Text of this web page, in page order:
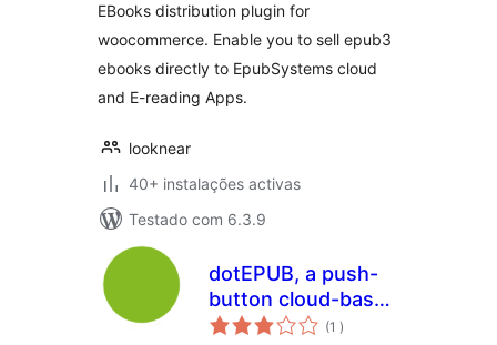
EBooks distribution plugin for
woocommerce. Enable you to sell epub3
ebooks directly to EpubSystems cloud
and E-reading Apps.
looknear
40+ instalações activas
Testado com 6.3.9
dotEPUB, a push-
button cloud-based
e-book maker
(1 classificações
)